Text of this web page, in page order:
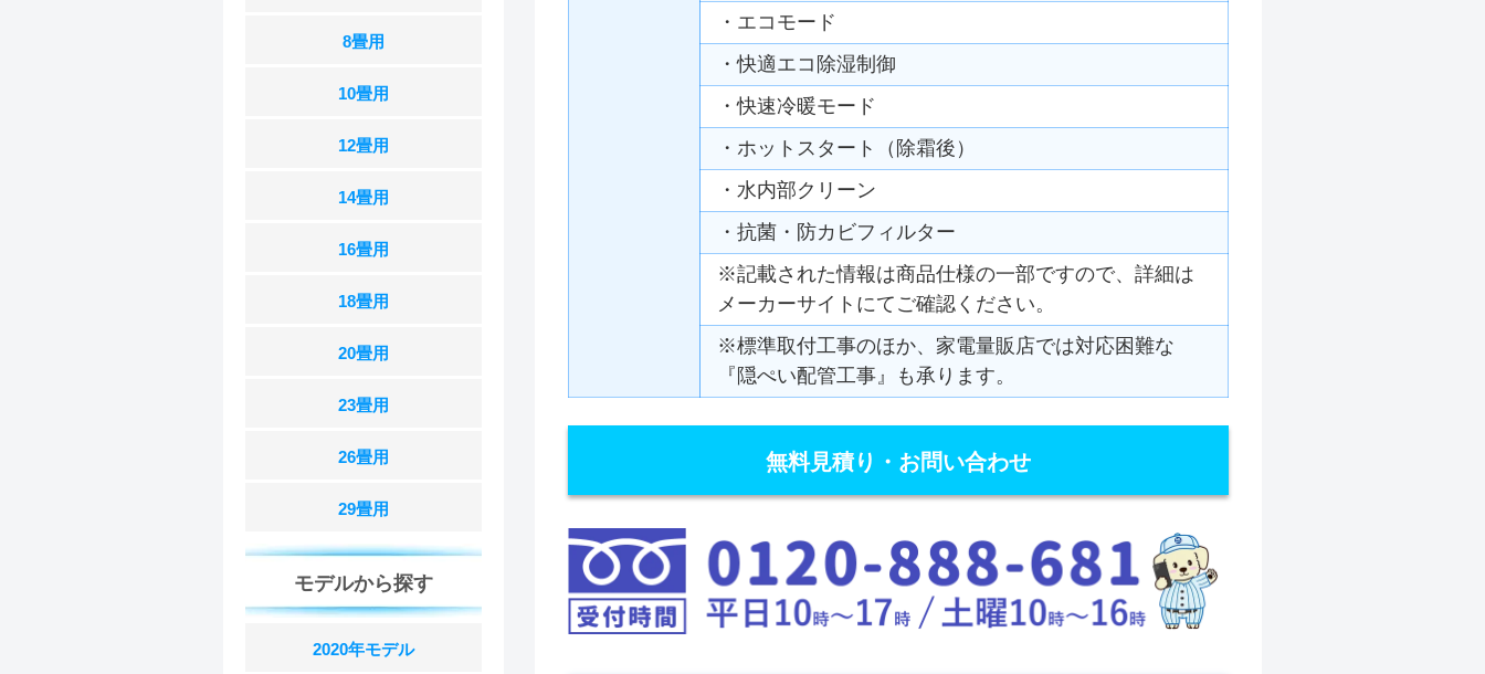
・エコモード
・快適エコ除湿制御
・快速冷暖モード
・ホットスタート（除霜後）
・水内部クリーン
・抗菌・防カビフィルター
※記載された情報は商品仕様の一部ですので、詳細は
メーカーサイトにてご確認ください。
※標準取付工事のほか、家電量販店では対応困難な
『隠ぺい配管工事』も承ります。
無料見積り・お問い合わせ
8畳用
10畳用
12畳用
14畳用
16畳用
18畳用
20畳用
23畳用
26畳用
29畳用
モデルから探す
2020年モデル